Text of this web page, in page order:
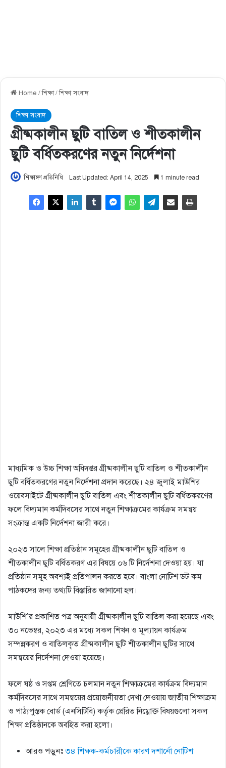
Home /শিক্ষা/শিক্ষা সংবাদ
শিক্ষা সংবাদ
গ্রীষ্মকালীন ছুটি বাতিল ও শীতকালীন
ছুটি বর্ধিতকরণের নতুন নির্দেশনা
শিক্ষাঙ্গণ প্রতিনিধি Last Updated: April 14, 2025 1 minute read
মাধ্যমিক ও উচ্চ শিক্ষা অধিদপ্তর গ্রীষ্মকালীন ছুটি বাতিল ও শীতকালীন
ছুটি বর্ধিতকরণের নতুন নির্দেশনা প্রদান করেছে। ২৪ জুলাই মাউশির
ওয়েবসাইটে গ্রীষ্মকালীন ছুটি বাতিল এবং শীতকালীন ছুটি বর্ধিতকরণের
ফলে বিদ্যমান কর্মদিবসের সাথে নতুন শিক্ষাক্রমের কার্যক্রম সমন্বয়
সংক্রান্ত একটি নির্দেশনা জারী করে।
২০২৩ সালে শিক্ষা প্রতিষ্ঠান সমূহের গ্রীষ্মকালীন ছুটি বাতিল ও
শীতকালীন ছুটি বর্ধিতকরণ এর বিষয়ে ০৬ টি নির্দেশনা দেওয়া হয়। যা
প্রতিষ্ঠান সমূহ অবশ্যই প্রতিপালন করতে হবে। বাংলা নোটিশ ডট কম
পাঠকদের জন্য তথ্যটি বিস্তারিত জানানো হল।
মাউশি’র প্রকাশিত পত্র অনুযায়ী গ্রীষ্মকালীন ছুটি বাতিল করা হয়েছে এবং
৩০ নভেম্বর, ২০২৩ এর মধ্যে সকল শিখন ও মূল্যায়ন কার্যক্রম
সম্পন্নকরণ ও বাতিলকৃত গ্রীষ্মকালীন ছুটি শীতকালীন ছুটির সাথে
সমন্বয়ের নির্দেশনা দেওয়া হয়েছে।
ফলে ষষ্ঠ ও সপ্তম শ্রেণিতে চলমান নতুন শিক্ষাক্রমের কার্যক্রম বিদ্যমান
কর্মদিবসের সাথে সমন্বয়ের প্রয়োজনীয়তা দেখা দেওয়ায় জাতীয় শিক্ষাক্রম
ও পাঠ্যপুস্তক বোর্ড (এনসিটিবি) কর্তৃক প্রেরিত নিম্নোক্ত বিষয়গুলো সকল
শিক্ষা প্রতিষ্ঠানকে অবহিত করা হলো।
আরও পড়ুনঃ ৩৪ শিক্ষক-কর্মচারীকে কারণ দশার্নো নোটিশ